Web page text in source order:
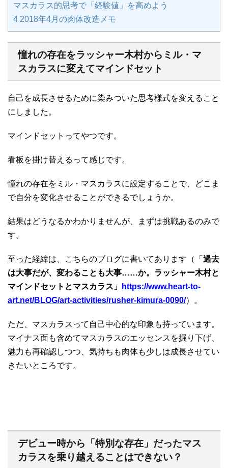
マスカラス的思考で「経験値」を高めよう
4 2018年4月の肉体改造メモ
憧れの存在をラッシャー木村からミル・マ
スカラスに変えてマインドセット
自己を成長させるために染みついた思考様式を変えること
にしました。
マインドセットってやつです。
看板を掛け替えるって感じです。
憧れの存在をミル・マスカラスに設定することで、どこま
で自分を変化させることができるでしょうか。
結果はどうなるかわかりませんが、まずは挑戦あるのみで
す。
至った経緯は、こちらのブログに書いてあります（「 過去
は大事だが、変わることも大事……か。ラッシャー木村と
マインドセットとマスカラス」
https://www.heart-to-
art.net/BLOG/art-activities/rusher-kimura-0090/）。
ただ、マスカラスって自己中心的な印象も持っています。
マイナス面も含めてマスカラスのエッセンスを掘り下げ、
魅力も再確認しつつ、気持ちも肉体も少しは成長させてい
きたいところです。
デビュー時から「特別な存在」だったマス
カラスを乗り越えることはできない？